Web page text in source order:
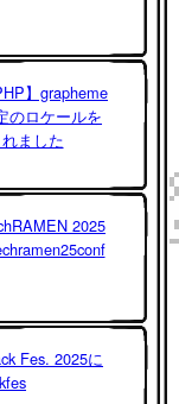
】grapheme
のロケールを
ました
2025
Fes. 2025に